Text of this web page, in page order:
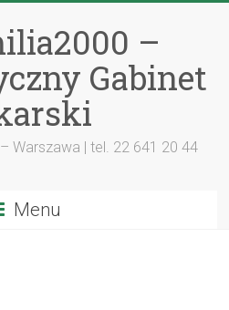
–
Gabinet
Warszawa | tel. 22 641 20 44
Menu